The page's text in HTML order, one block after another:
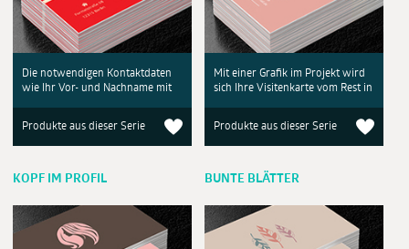
Die notwendigen Kontaktdaten
wie Ihr Vor- und Nachname mit
Produkte aus dieser Serie
Mit einer Grafik im Projekt wird
sich Ihre Visitenkarte vom Rest in
Produkte aus dieser Serie
KOPF IM PROFIL BUNTE BLÄTTER